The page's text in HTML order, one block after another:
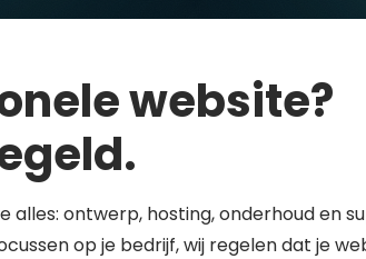
website?
alles: ontwerp, hosting, onderhoud en
op je bedrijf, wij regelen dat je